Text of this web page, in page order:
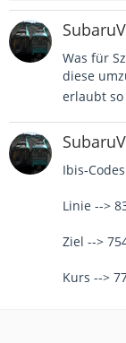
Was für
diese
erlaubt
Ibis-
Linie -->
Ziel -->
Kurs -->